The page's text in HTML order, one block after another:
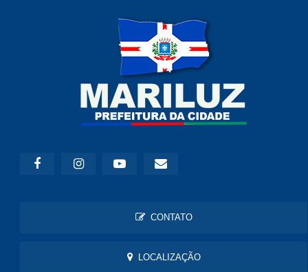
CONTATO
LOCALIZAÇÃO